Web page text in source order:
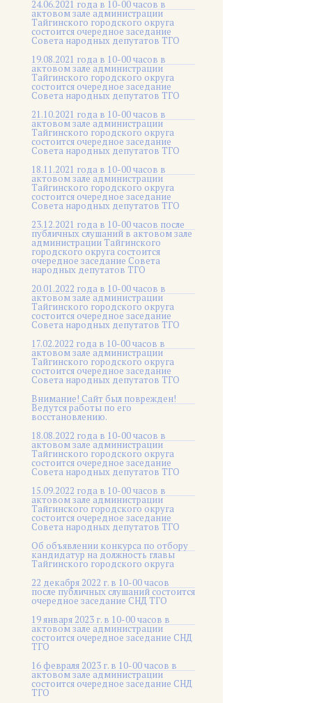
24.06.2021 года в 10-00 часов в
актовом зале администрации
Тайгинского городского округа
состоится очередное заседание
Совета народных депутатов ТГО
19.08.2021 года в 10-00 часов в
актовом зале администрации
Тайгинского городского округа
состоится очередное заседание
Совета народных депутатов ТГО
21.10.2021 года в 10-00 часов в
актовом зале администрации
Тайгинского городского округа
состоится очередное заседание
Совета народных депутатов ТГО
18.11.2021 года в 10-00 часов в
актовом зале администрации
Тайгинского городского округа
состоится очередное заседание
Совета народных депутатов ТГО
23.12.2021 года в 10-00 часов после
публичных слушаний в актовом зале
администрации Тайгинского
городского округа состоится
очередное заседание Совета
народных депутатов ТГО
20.01.2022 года в 10-00 часов в
актовом зале администрации
Тайгинского городского округа
состоится очередное заседание
Совета народных депутатов ТГО
17.02.2022 года в 10-00 часов в
актовом зале администрации
Тайгинского городского округа
состоится очередное заседание
Совета народных депутатов ТГО
Внимание! Сайт был поврежден!
Ведутся работы по его
восстановлению.
18.08.2022 года в 10-00 часов в
актовом зале администрации
Тайгинского городского округа
состоится очередное заседание
Совета народных депутатов ТГО
15.09.2022 года в 10-00 часов в
актовом зале администрации
Тайгинского городского округа
состоится очередное заседание
Совета народных депутатов ТГО
Об объявлении конкурса по отбору
кандидатур на должность главы
Тайгинского городского округа
22 декабря 2022 г. в 10-00 часов
после публичных слушаний состоится
очередное заседание СНД ТГО
19 января 2023 г. в 10-00 часов в
актовом зале администрации
состоится очередное заседание СНД
ТГО
16 февраля 2023 г. в 10-00 часов в
актовом зале администрации
состоится очередное заседание СНД
ТГО